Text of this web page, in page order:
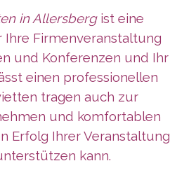
in Allersbergist eine
Firmenveranstaltung
und Konferenzen und Ihr
einen professionellen
tragen auch zur
und komfortablen
Erfolg Ihrer Veranstaltung
kann.